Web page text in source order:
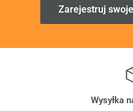
Zarejestruj
Wysyłka